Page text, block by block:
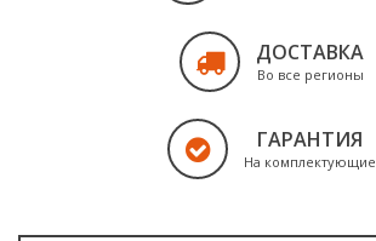
ДОСТАВКА
Во все регионы
ГАРАНТИЯ
На комплектующие